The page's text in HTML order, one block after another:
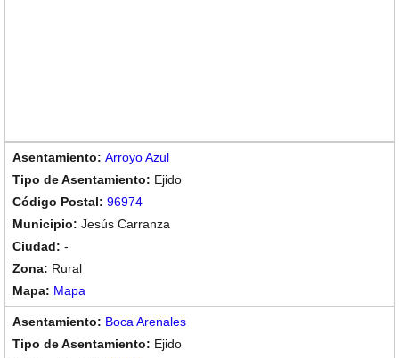
Arroyo Azul
Ejido
96974
Jesús Carranza
-
Rural
Mapa
Boca Arenales
Ejido